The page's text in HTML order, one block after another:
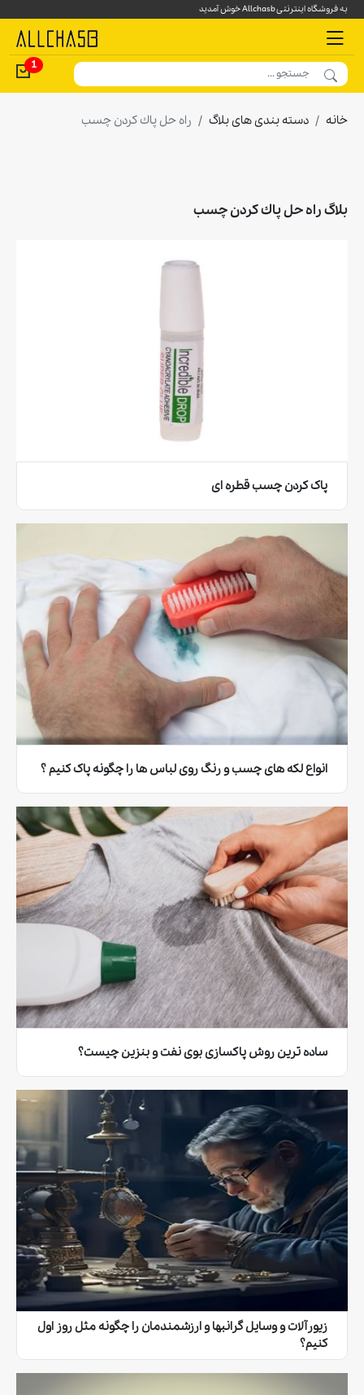
به فروشگاه اینترنتی Allchasb خوش آمدید
1
خانه دسته بندی های بلاگ راه حل پاك كردن چسب
بلاگ راه حل پاك كردن چسب
پاک کردن چسب قطره‌ ای
انواع لکه های چسب و رنگ روی لباس ها را چگونه پاک کنیم ؟
ساده ترین روش پاکسازی بوی نفت و بنزین چیست؟
زیورآلات و وسایل گرانبها و ارزشمندمان را چگونه مثل روز اول
کنیم؟